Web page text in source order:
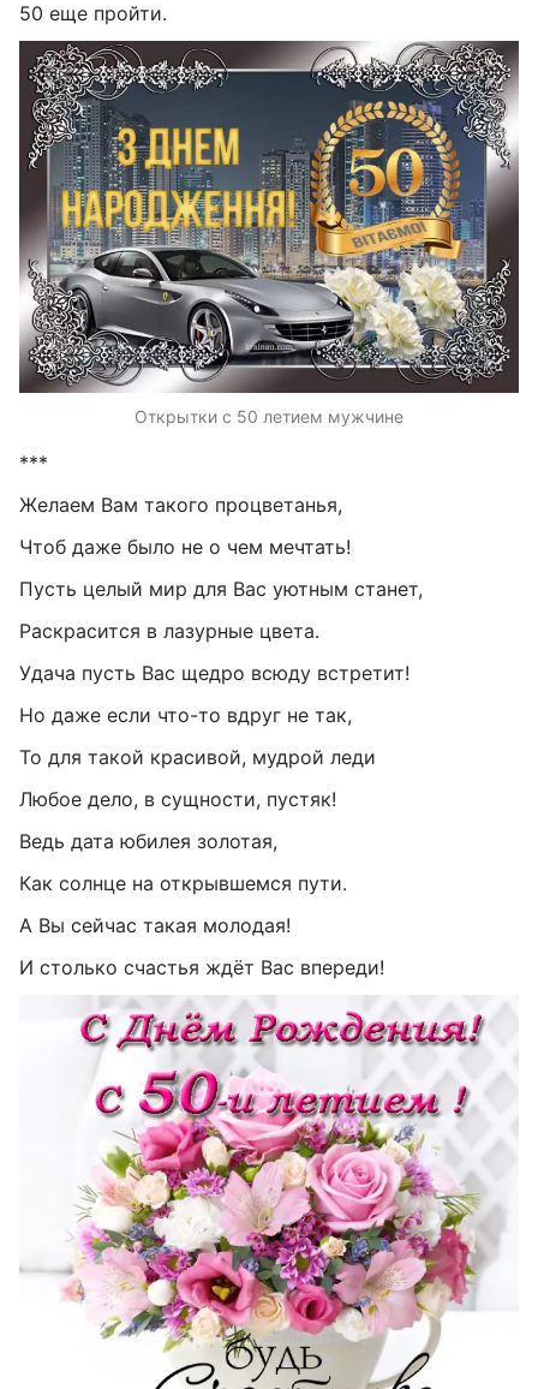
50 еще пройти.
Открытки с 50 летием мужчине
***
Желаем Вам такого процветанья,
Чтоб даже было не о чем мечтать!
Пусть целый мир для Вас уютным станет,
Раскрасится в лазурные цвета.
Удача пусть Вас щедро всюду встретит!
Но даже если что-то вдруг не так,
То для такой красивой, мудрой леди
Любое дело, в сущности, пустяк!
Ведь дата юбилея золотая,
Как солнце на открывшемся пути.
А Вы сейчас такая молодая!
И столько счастья ждёт Вас впереди!